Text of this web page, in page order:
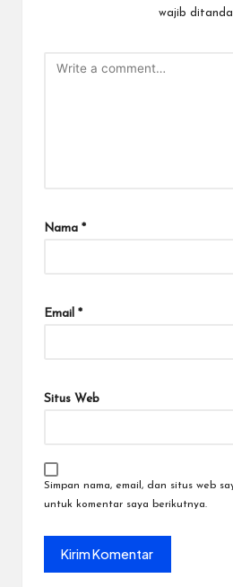
wajib
Nama *
Email *
Situs Web
Simpan nama, email, dan situs web
untuk komentar saya berikutnya.